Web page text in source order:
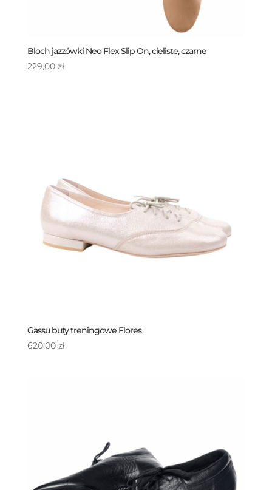
Bloch jazzówki Neo Flex Slip On, cieliste, czarne
229,00 zł
Gassu buty treningowe Flores
620,00 zł